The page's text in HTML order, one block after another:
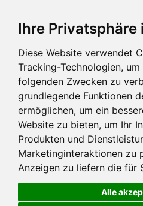
Ihre
Diese Website verwendet
Tracking-Technologien,
folgenden Zwecken zu
grundlegende Funktionen
ermöglichen, um ein
Website zu bieten, um Ihr
Produkten und
Marketinginteraktionen zu
Anzeigen zu liefern die für
Alle